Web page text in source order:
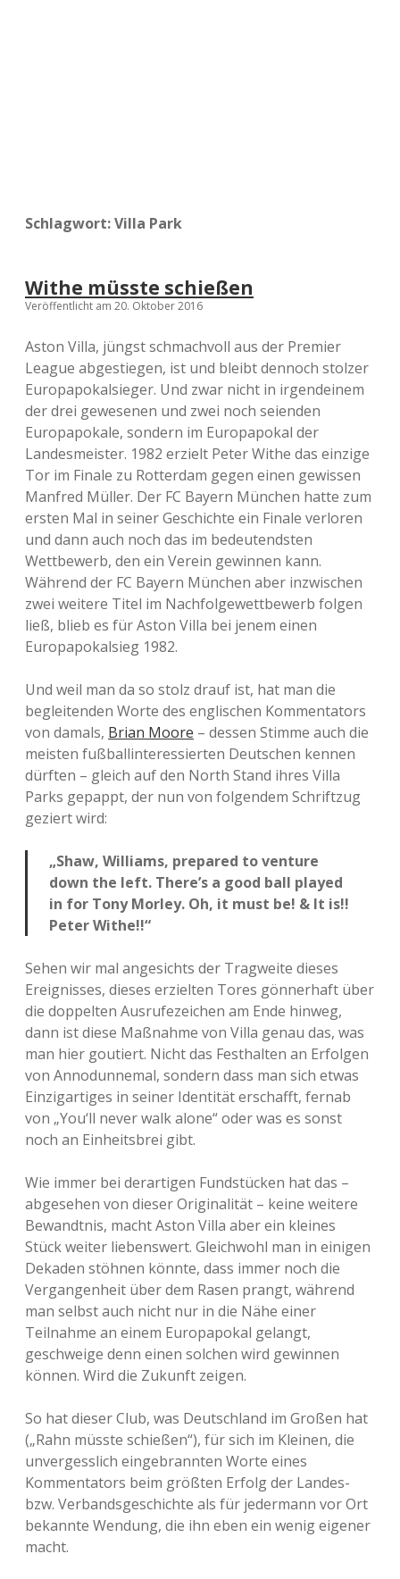
Schlagwort:Villa Park
Withe müsste schießen
Veröffentlicht am 20. Oktober 2016
Aston Villa, jüngst schmachvoll aus der Premier
League abgestiegen, ist und bleibt dennoch stolzer
Europapokalsieger. Und zwar nicht in irgendeinem
der drei gewesenen und zwei noch seienden
Europapokale, sondern im Europapokal der
Landesmeister. 1982 erzielt Peter Withe das einzige
Tor im Finale zu Rotterdam gegen einen gewissen
Manfred Müller. Der FC Bayern München hatte zum
ersten Mal in seiner Geschichte ein Finale verloren
und dann auch noch das im bedeutendsten
Wettbewerb, den ein Verein gewinnen kann.
Während der FC Bayern München aber inzwischen
zwei weitere Titel im Nachfolgewettbewerb folgen
ließ, blieb es für Aston Villa bei jenem einen
Europapokalsieg 1982.
Und weil man da so stolz drauf ist, hat man die
begleitenden Worte des englischen Kommentators
von damals, Brian Moore – dessen Stimme auch die
meisten fußballinteressierten Deutschen kennen
dürften – gleich auf den North Stand ihres Villa
Parks gepappt, der nun von folgendem Schriftzug
geziert wird:
„Shaw, Williams, prepared to venture
down the left. There’s a good ball played
in for Tony Morley. Oh, it must be! & It is!!
Peter Withe!!“
Sehen wir mal angesichts der Tragweite dieses
Ereignisses, dieses erzielten Tores gönnerhaft über
die doppelten Ausrufezeichen am Ende hinweg,
dann ist diese Maßnahme von Villa genau das, was
man hier goutiert. Nicht das Festhalten an Erfolgen
von Annodunnemal, sondern dass man sich etwas
Einzigartiges in seiner Identität erschafft, fernab
von „You‘ll never walk alone“ oder was es sonst
noch an Einheitsbrei gibt.
Wie immer bei derartigen Fundstücken hat das –
abgesehen von dieser Originalität – keine weitere
Bewandtnis, macht Aston Villa aber ein kleines
Stück weiter liebenswert. Gleichwohl man in einigen
Dekaden stöhnen könnte, dass immer noch die
Vergangenheit über dem Rasen prangt, während
man selbst auch nicht nur in die Nähe einer
Teilnahme an einem Europapokal gelangt,
geschweige denn einen solchen wird gewinnen
können. Wird die Zukunft zeigen.
So hat dieser Club, was Deutschland im Großen hat
(„Rahn müsste schießen“), für sich im Kleinen, die
unvergesslich eingebrannten Worte eines
Kommentators beim größten Erfolg der Landes-
bzw. Verbandsgeschichte als für jedermann vor Ort
bekannte Wendung, die ihn eben ein wenig eigener
macht.